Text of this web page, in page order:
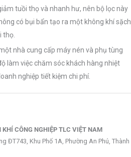
tuồi thọ và nhanh hư, nên bộ lọc này
có bụi bẩn tạo ra một không khí sặch
thọ.
nhà cung cấp máy nén và phụ tùng
làm việc chăm sóc khách hàng nhiệt
nghiệp tiết kiệm chi phí.
KHÍ CÔNG NGHIỆP TLC VIỆT NAM
ĐT743, Khu Phố 1A, Phường An Phú, Thành